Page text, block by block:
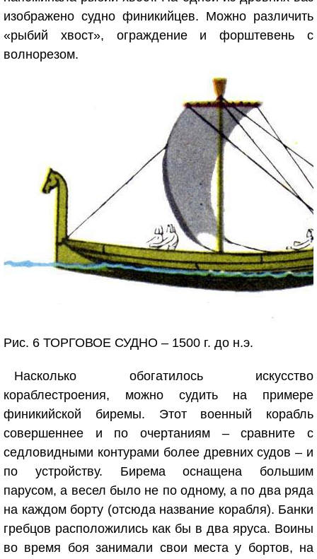
изображено судно финикийцев. Можно различить
«рыбий хвост», ограждение и форштевень с
волнорезом.
Рис. 6 ТОРГОВОЕ СУДНО – 1500 г. до н.э.
Насколько обогатилось искусство
кораблестроения, можно судить на примере
финикийской биремы. Этот военный корабль
совершеннее и по очертаниям – сравните с
седловидными контурами более древних судов – и
по устройству. Бирема оснащена большим
парусом, а весел было не по одному, а по два ряда
на каждом борту (отсюда название корабля). Банки
гребцов расположились как бы в два яруса. Воины
во время боя занимали свои места у бортов, на